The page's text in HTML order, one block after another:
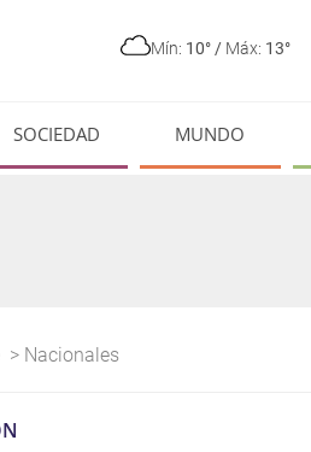
Mín: 10° / Máx: 13°
SOCIEDAD MUNDO
> Nacionales